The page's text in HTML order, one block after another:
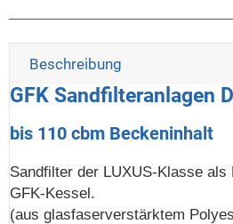
Beschreibung
GFK Sandfilteranlagen
bis 110 cbm Beckeninhalt
Sandfilter der LUXUS-Klasse
GFK-Kessel.
(aus glasfaserverstärktem